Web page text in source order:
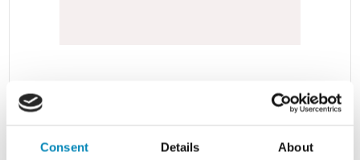
Consent Details About
Multi-Living Skinnesæt til skuffer. Med fuldudtræk-softluk -
Lev. ca. 2 - 4 hverdage